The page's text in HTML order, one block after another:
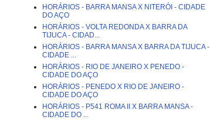
HORÁRIOS - BARRA MANSA X NITERÓI - CIDADE
DO AÇO
HORÁRIOS - VOLTA REDONDA X BARRA DA
TIJUCA - CIDAD...
HORÁRIOS - BARRA MANSA X BARRA DA TIJUCA -
CIDADE ...
HORÁRIOS - RIO DE JANEIRO X PENEDO -
CIDADE DO AÇO
HORÁRIOS - PENEDO X RIO DE JANEIRO -
CIDADE DO AÇO
HORÁRIOS - P541 ROMA II X BARRA MANSA -
CIDADE DO ...